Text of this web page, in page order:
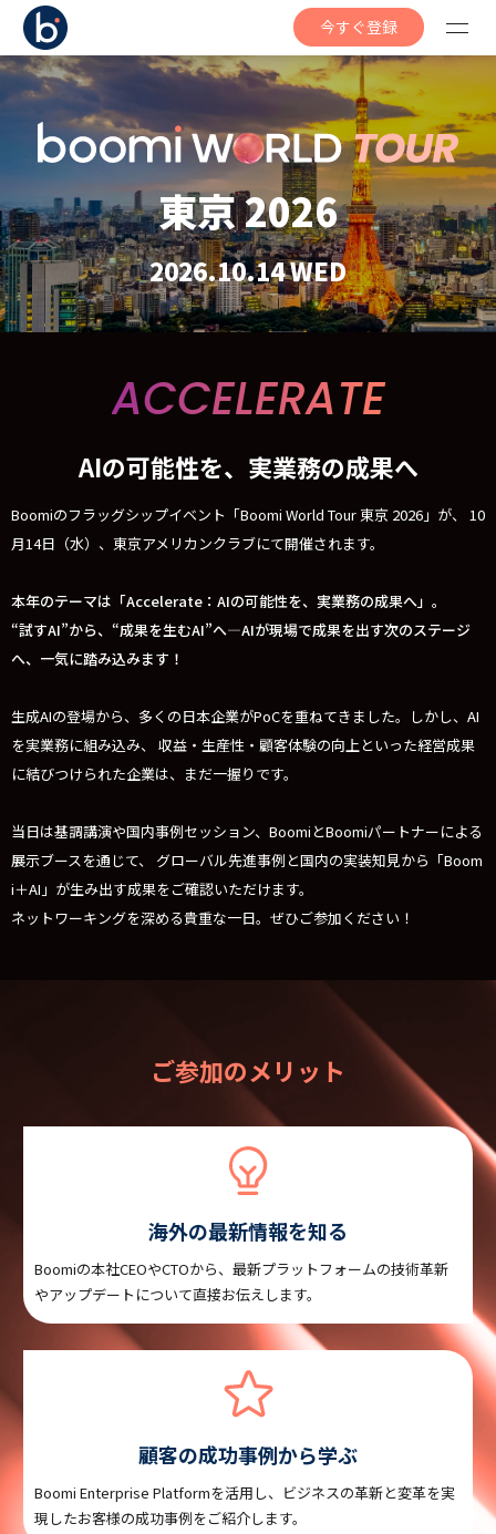
今すぐ登録
東京 2026
2026.10.14 WED
ACCELERATE
AIの可能性を、実業務の成果へ
Boomiのフラッグシップイベント「Boomi World Tour 東京 2026」が、 10
月14日（水）、東京アメリカンクラブにて開催されます。
本年のテーマは「Accelerate：AIの可能性を、実業務の成果へ」。
“試すAI”から、“成果を生むAI”へ—AIが現場で成果を出す次のステージ
へ、一気に踏み込みます！
生成AIの登場から、多くの日本企業がPoCを重ねてきました。しかし、AI
を実業務に組み込み、 収益・生産性・顧客体験の向上といった経営成果
に結びつけられた企業は、まだ一握りです。
当日は基調講演や国内事例セッション、BoomiとBoomiパートナーによる
展示ブースを通じて、
グローバル先進事例と国内の実装知見から「Boom
i＋AI」が生み出す成果をご確認いただけます。
ネットワーキングを深める貴重な一日。ぜひご参加ください！
ご参加のメリット
海外の最新情報を知る
Boomiの本社CEOやCTOから、最新プラットフォームの技術革新
やアップデートについて直接お伝えします。
顧客の成功事例から学ぶ
Boomi Enterprise Platformを活用し、ビジネスの革新と変革を実
現したお客様の成功事例をご紹介します。